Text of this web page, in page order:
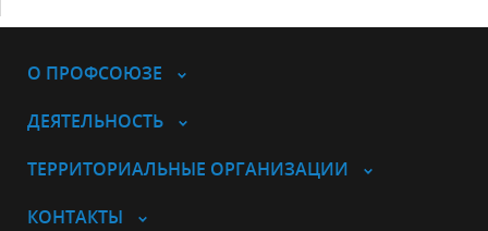
О ПРОФСОЮЗЕ
ДЕЯТЕЛЬНОСТЬ
ТЕРРИТОРИАЛЬНЫЕ ОРГАНИЗАЦИИ
КОНТАКТЫ